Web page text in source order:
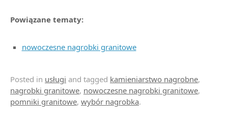
Powiązane tematy:
nowoczesne nagrobki granitowe
Posted in usługi and tagged kamieniarstwo nagrobne,
nagrobki granitowe, nowoczesne nagrobki granitowe,
pomniki granitowe, wybór nagrobka.